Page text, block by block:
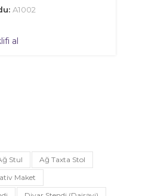
A1002
al
Stul
Ağ Taxta Stol
Maket